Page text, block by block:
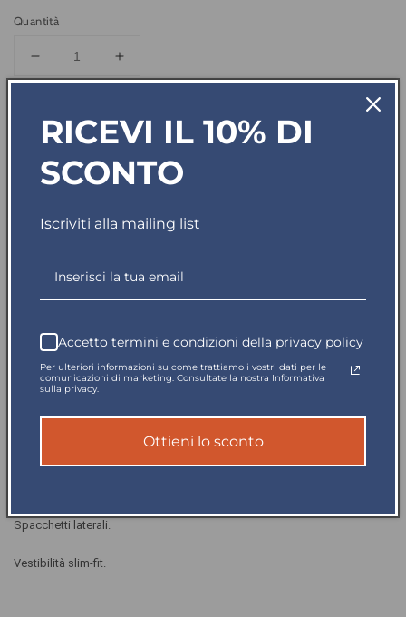
Quantità
Diminuisci
quantità
Polo
Clique
Classic
Lincoln
Polo
Grammi
Aumenta
quantità
Polo
Clique
Classic
Lincoln
Polo
Cotone
Grammi
Disponibile in 5gg
Spedito in giornata
Pagamento sicuro
Reso garantito
Polo piquet mezza manica.
Tessuto pettinato stabilizzato.
Bordo manica con costina.
Spacchetti laterali.
Vestibilità slim-fit.
RICEVI IL 10% DI
SCONTO
Iscriviti alla mailing list
Accetto termini e condizioni della privacy policy
Per ulteriori informazioni su come trattiamo i vostri dati per le
comunicazioni di marketing. Consultate la nostra Informativa
sulla privacy.
Ottieni lo sconto